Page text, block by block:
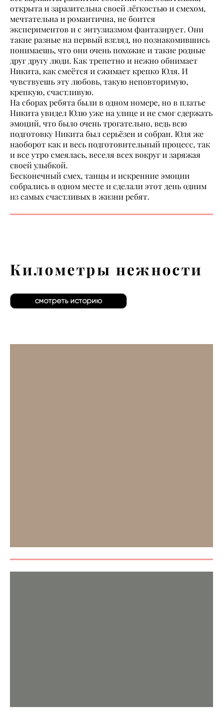
открыта и заразительна своей лёгкостью и смехом,
мечтательна и романтична, не боится
экспериментов и с энтузиазмом фантазирует. Они
такие разные на первый взгляд, но познакомившись
понимаешь, что они очень похожие и такие родные
друг другу люди. Как трепетно и нежно обнимает
Никита, как смеётся и сжимает крепко Юля. И
чувствуешь эту любовь, такую неповторимую,
крепкую, счастливую.
На сборах ребята были в одном номере, но в платье
Никита увидел Юлю уже на улице и не смог сдержать
эмоций, что было очень трогательно, ведь всю
подготовку Никита был серьёзен и собран. Юля же
наоборот как и весь подготовительный процесс, так
и все утро смеялась, веселя всех вокруг и заряжая
своей улыбкой.
Бесконечный смех, танцы и искренние эмоции
собрались в одном месте и сделали этот день одним
из самых счастливых в жизни ребят.
Километры нежности
смотреть историю